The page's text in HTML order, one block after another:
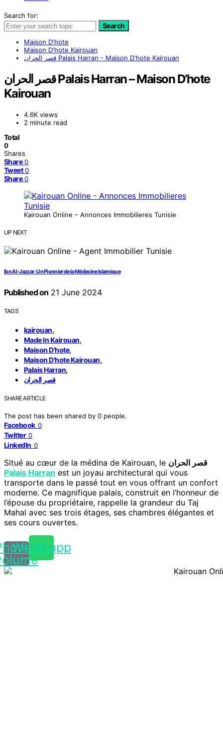
Search for:
Search
Maison D'hote
Maison D'hote Kairouan
قصر الحران Palais Harran - Maison D'hote Kairouan
قصر الحران Palais Harran – Maison D’hote
Kairouan
4.6K views
2 minute read
Total
0
Shares
Share 0
Tweet 0
Share 0
Kairouan Online – Annonces Immobilieres Tunisie
UP NEXT
Ibn Al-Jazzar : Un Pionnier de la Médecine Islamique
Published on21 June 2024
TAGS
kairouan,
Made In Kairouan,
Maison D'hote,
Maison D'hote Kairouan,
Palais Harran,
قصر الحران
SHARE ARTICLE
The post has been shared by 0 people.
Facebook 0
Twitter 0
LinkedIn 0
Situé au cœur de la médina de Kairouan, le قصر الحران
Palais Harran est un joyau architectural qui vous
transporte dans le passé tout en vous offrant un confort
moderne. Ce magnifique palais, construit en l’honneur de
l’épouse du propriétaire, rappelle la grandeur du Taj
Mahal avec ses trois étages, ses chambres élégantes et
ses cours ouvertes.
Whatsapp